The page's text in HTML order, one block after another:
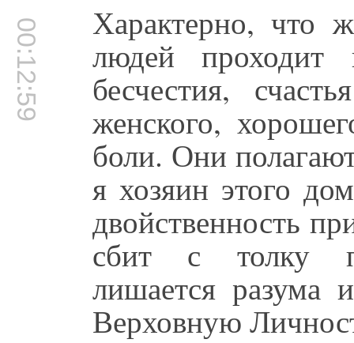
00:12:59 Характерно, что
людей проходит
бесчестия,
женского,
боли. Они
я хозяин этого
двойственность
сбит с толку
лишается разума
Верховную